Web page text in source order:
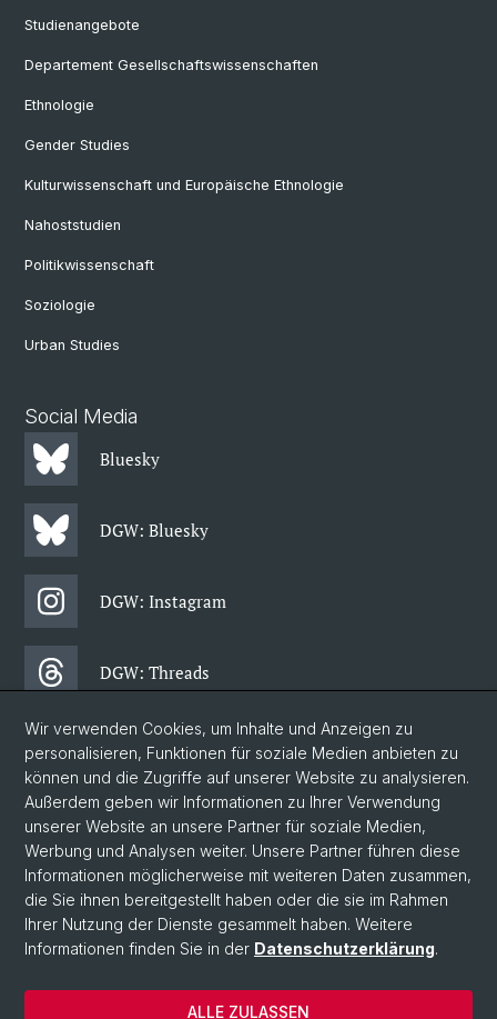
Studienangebote
Departement Gesellschaftswissenschaften
Ethnologie
Gender Studies
Kulturwissenschaft und Europäische Ethnologie
Nahoststudien
Politikwissenschaft
Soziologie
Urban Studies
Social Media
Bluesky
DGW: Bluesky
DGW: Instagram
DGW: Threads
DGW: Facebook
DGW: Newsletter
© Universität Basel
Philosophisch-Historische Fakultät
Departement Gesellschaftswissenschaften
Home
Wir verwenden Cookies, um Inhalte und Anzeigen zu
personalisieren, Funktionen für soziale Medien anbieten zu
können und die Zugriffe auf unserer Website zu analysieren.
Außerdem geben wir Informationen zu Ihrer Verwendung
unserer Website an unsere Partner für soziale Medien,
Werbung und Analysen weiter. Unsere Partner führen diese
Informationen möglicherweise mit weiteren Daten zusammen,
die Sie ihnen bereitgestellt haben oder die sie im Rahmen
Ihrer Nutzung der Dienste gesammelt haben. Weitere
Informationen finden Sie in der Datenschutzerklärung.
ALLE ZULASSEN